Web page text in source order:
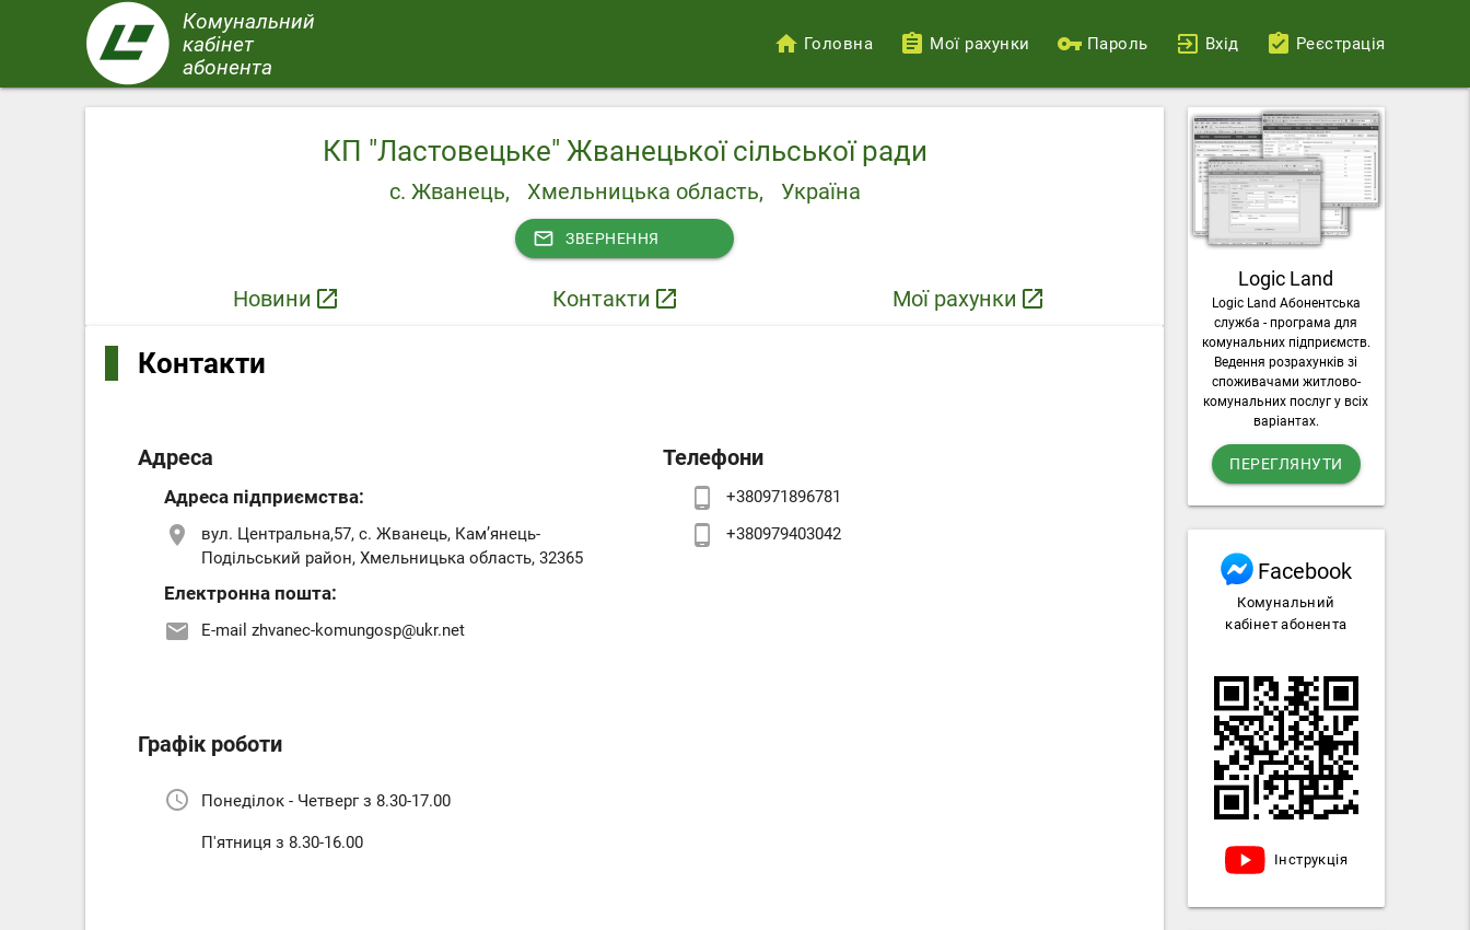
вмісту
Комунальний
кабінет
абонента
облікового
користувача
Головна Мої рахунки Пароль Вхід Реєстрація
КП "Ластовецьке" Жванецької сільської ради
с. Жванець, Хмельницька область, Україна
mail_outline ЗВЕРНЕННЯ
Новини launch Контакти launch Мої рахунки launch
Контакти
Адресa
Адреса підприємства:
location_on
вул. Центральна,57, с. Жванець, Кам’янець-
Подільський район, Хмельницька область, 32365
Електронна пошта:
email E-mail zhvanec-komungosp@ukr.net
Телефони
phone_android
+380971896781
phone_android +380979403042
Графік роботи
schedule Понеділок - Четверг з 8.30-17.00
П'ятниця з 8.30-16.00
Logic Land
Logic Land Абонентська
служба - програма для
комунальних підприємств.
Ведення розрахунків зі
споживачами житлово-
комунальних послуг у всіх
варіантах.
ПЕРЕГЛЯНУТИ
Facebook
Комунальний
кабінет абонента
Інструкція